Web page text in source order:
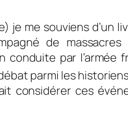
me souviens d’un
de
par l’armée
parmi les
ces